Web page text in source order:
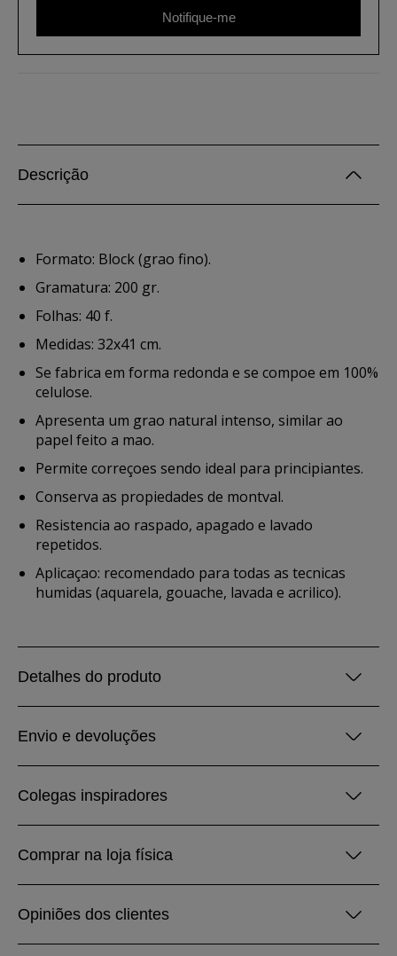
Notifique-me
Descrição
Formato: Block (grao fino).
Gramatura: 200 gr.
Folhas: 40 f.
Medidas: 32x41 cm.
Se fabrica em forma redonda e se compoe em 100%
celulose.
Apresenta um grao natural intenso, similar ao
papel feito a mao.
Permite correçoes sendo ideal para principiantes.
Conserva as propiedades de montval.
Resistencia ao raspado, apagado e lavado
repetidos.
Aplicaçao: recomendado para todas as tecnicas
humidas (aquarela, gouache, lavada e acrilico).
Detalhes do produto
Envio e devoluções
Colegas inspiradores
Comprar na loja física
Opiniões dos clientes